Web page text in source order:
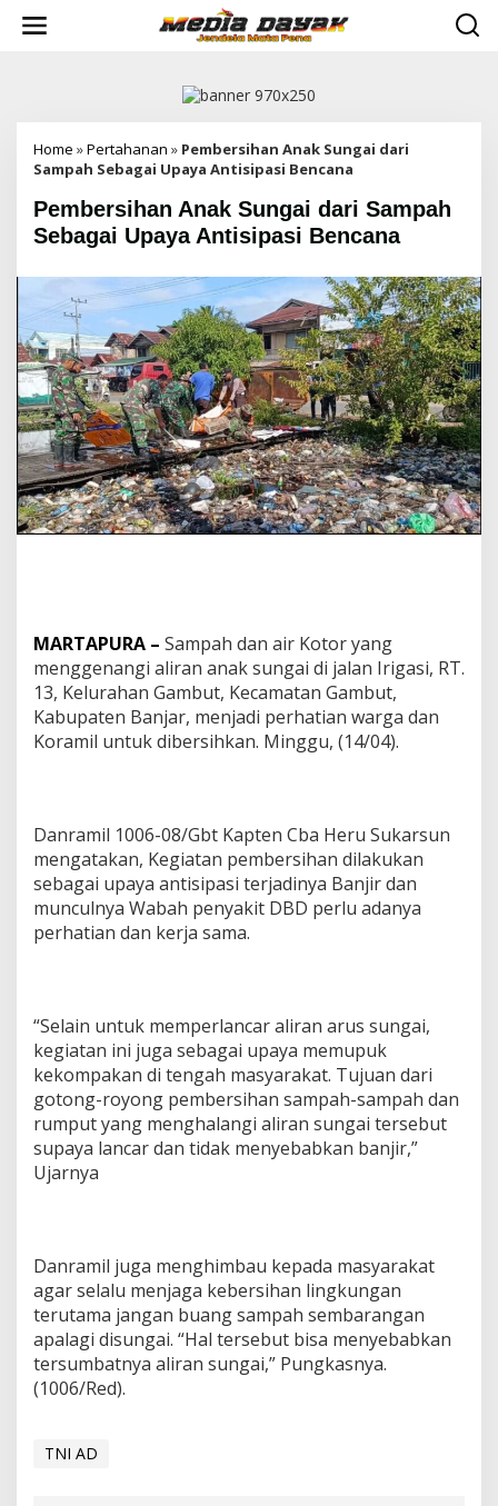
Home »Pertahanan » Pembersihan Anak Sungai dari
Sampah Sebagai Upaya Antisipasi Bencana
Pembersihan Anak Sungai dari Sampah
Sebagai Upaya Antisipasi Bencana
MARTAPURA – Sampah dan air Kotor yang
menggenangi aliran anak sungai di jalan Irigasi, RT.
13, Kelurahan Gambut, Kecamatan Gambut,
Kabupaten Banjar, menjadi perhatian warga dan
Koramil untuk dibersihkan. Minggu, (14/04).
Danramil 1006-08/Gbt Kapten Cba Heru Sukarsun
mengatakan, Kegiatan pembersihan dilakukan
sebagai upaya antisipasi terjadinya Banjir dan
munculnya Wabah penyakit DBD perlu adanya
perhatian dan kerja sama.
“Selain untuk memperlancar aliran arus sungai,
kegiatan ini juga sebagai upaya memupuk
kekompakan di tengah masyarakat. Tujuan dari
gotong-royong pembersihan sampah-sampah dan
rumput yang menghalangi aliran sungai tersebut
supaya lancar dan tidak menyebabkan banjir,”
Ujarnya
Danramil juga menghimbau kepada masyarakat
agar selalu menjaga kebersihan lingkungan
terutama jangan buang sampah sembarangan
apalagi disungai. “Hal tersebut bisa menyebabkan
tersumbatnya aliran sungai,” Pungkasnya.
(1006/Red).
TNI AD